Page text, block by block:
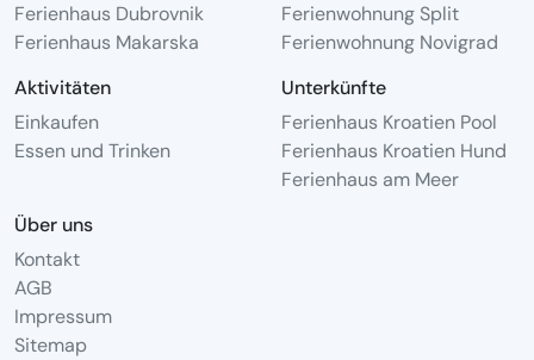
Ferienhaus Dubrovnik
Ferienhaus Makarska
Ferienwohnung Split
Ferienwohnung Novigrad
Aktivitäten
Einkaufen
Essen und Trinken
Unterkünfte
Ferienhaus Kroatien Pool
Ferienhaus Kroatien Hund
Ferienhaus am Meer
Über uns
Kontakt
AGB
Impressum
Sitemap